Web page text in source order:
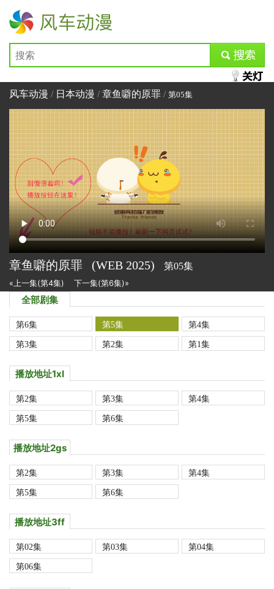
风车动漫
submit
风车动漫 / 日本动漫 /章鱼噼的原罪 / 第05集
章鱼噼的原罪 (WEB 2025) 第05集
«上一集(第4集) 下一集(第6集)»
全部剧集
第6集 第5集
第4集
第3集
第2集 第1集
播放地址1xl
第2集 第3集
第4集
第5集
第6集
播放地址2gs
第2集 第3集
第4集
第5集
第6集
播放地址3ff
第02集 第03集
第04集
第06集